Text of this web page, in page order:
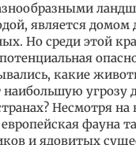
является
Но среди этой
какие
угрозу
Несмотря
фауна
и ядовитых